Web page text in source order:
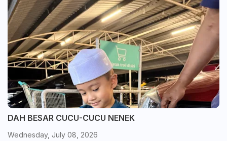
DAH BESAR CUCU-CUCU NENEK
Wednesday, July 08, 2026